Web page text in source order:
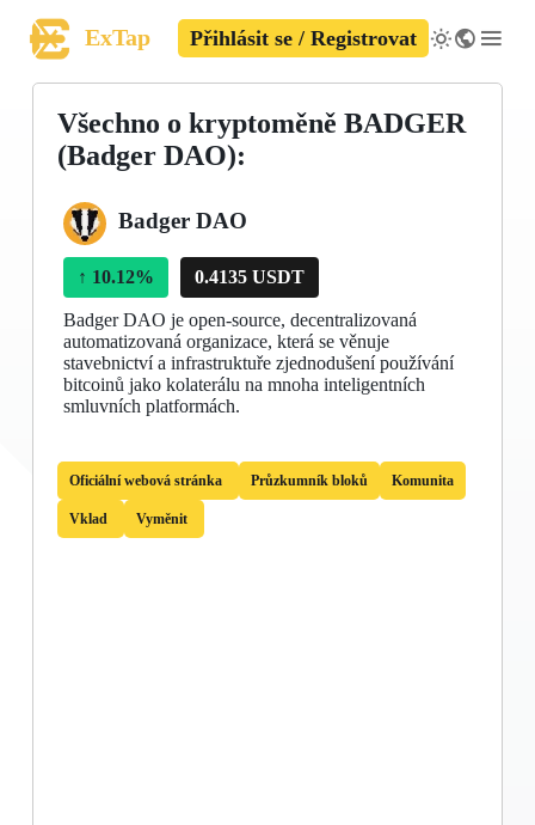
ExTap Přihlásit se / Registrovat
Všechno o kryptoměně BADGER
(Badger DAO):
Badger DAO
↑ 10.12% 0.4135 USDT
Badger DAO je open-source, decentralizovaná
automatizovaná organizace, která se věnuje
stavebnictví a infrastruktuře zjednodušení používání
bitcoinů jako kolaterálu na mnoha inteligentních
smluvních platformách.
Oficiální webová stránka Průzkumník bloků Komunita
Vklad Vyměnit